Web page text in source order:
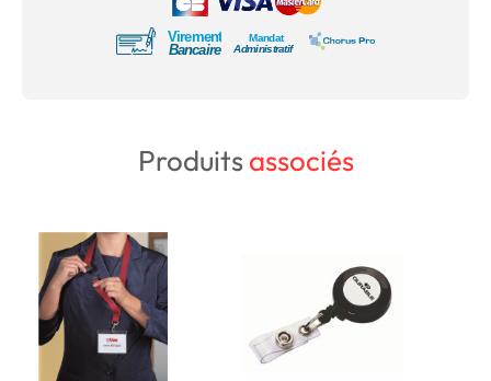
Produitsassociés